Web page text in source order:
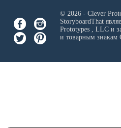
© 2026 - Clever
StoryboardThat
Prototypes , LLCи
и товарным